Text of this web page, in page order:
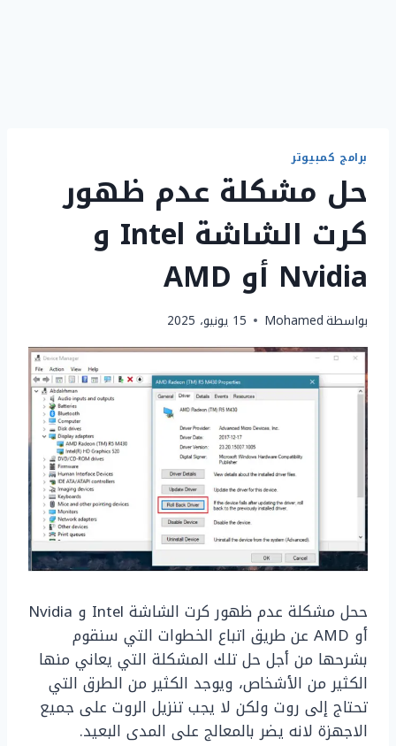
برامج كمبيوتر
حل مشكلة عدم ظهور
كرت الشاشة Intel و
Nvidia أو AMD
بواسطةMohamed 15 يونيو، 2025
ححل مشكلة عدم ظهور كرت الشاشة Intel و Nvidia
أو AMD عن طريق اتباع الخطوات التي سنقوم
بشرحها من أجل حل تلك المشكلة التي يعاني منها
الكثير من الأشخاص، ويوجد الكثير من الطرق التي
تحتاج إلى روت ولكن لا يجب تنزيل الروت على جميع
الاجهزة لانه يضر بالمعالج على المدى البعيد.